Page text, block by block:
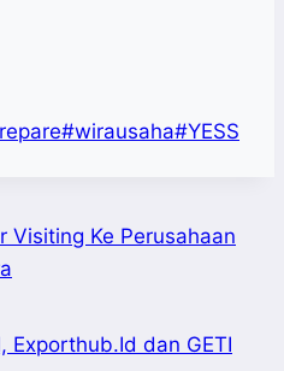
#wirausaha#YESS
Visiting Ke Perusahaan
Exporthub.Id dan GETI